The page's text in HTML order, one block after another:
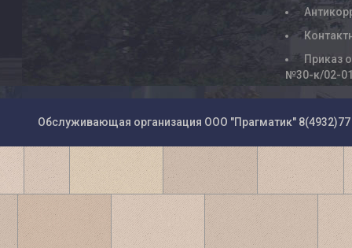
Приказ
№30-к/02-
Обслуживающая организация ООО "Прагматик"8(4932)77